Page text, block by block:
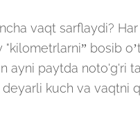
vaqt sarflaydi?
bosib
ayni paytda noto'g'ri
kuch va vaqtni